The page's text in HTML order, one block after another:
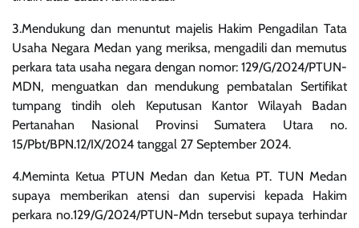
3.Mendukung dan menuntut majelis Hakim Pengadilan Tata
Usaha Negara Medan yang meriksa, mengadili dan memutus
perkara tata usaha negara dengan nomor: 129/G/2024/PTUN-
MDN, menguatkan dan mendukung pembatalan Sertifikat
tumpang tindih oleh Keputusan Kantor Wilayah Badan
Pertanahan Nasional Provinsi Sumatera Utara no.
15/Pbt/BPN.12/IX/2024 tanggal 27 September 2024.
4.Meminta Ketua PTUN Medan dan Ketua PT. TUN Medan
supaya memberikan atensi dan supervisi kepada Hakim
perkara no.129/G/2024/PTUN-Mdn tersebut supaya terhindar